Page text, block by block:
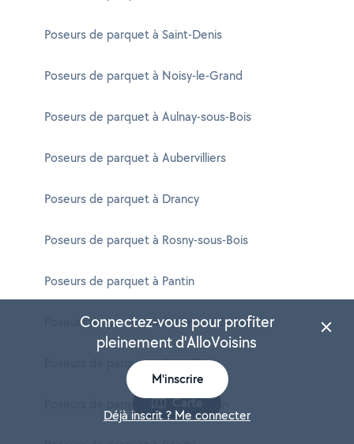
Poseurs de parquet à Saint-Denis
Poseurs de parquet à Noisy-le-Grand
Poseurs de parquet à Aulnay-sous-Bois
Poseurs de parquet à Aubervilliers
Poseurs de parquet à Drancy
Poseurs de parquet à Rosny-sous-Bois
Poseurs de parquet à Pantin
Poseurs de parquet à Épinay-sur-Seine
Poseurs de parquet à Saint-Ouen
Carte
Connectez-vous pour profiter
pleinement d'AlloVoisins
M'inscrire
Déjà inscrit ? Me connecter